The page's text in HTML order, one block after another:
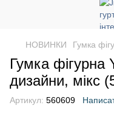
НОВИНКИ Гумка
Гумка фігурна
дизайни, мікс
Артикул: 560609